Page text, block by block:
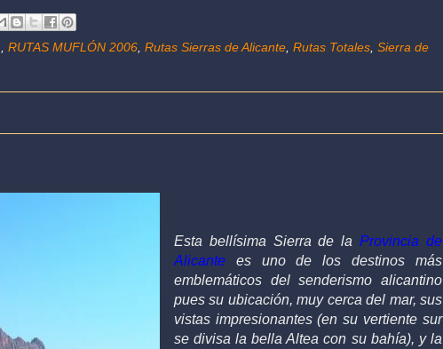
RUTAS MUFLÓN 2006 Rutas Sierras de Alicante Rutas Totales Sierra de
Esta bellísima Sierra de laProvincia de
Alicantees uno de los destinos más
emblemáticos del senderismo alicantino
pues su ubicación, muy cerca del mar, sus
vistas impresionantes (en su vertiente sur
se divisa la bella Altea con su bahía), y la